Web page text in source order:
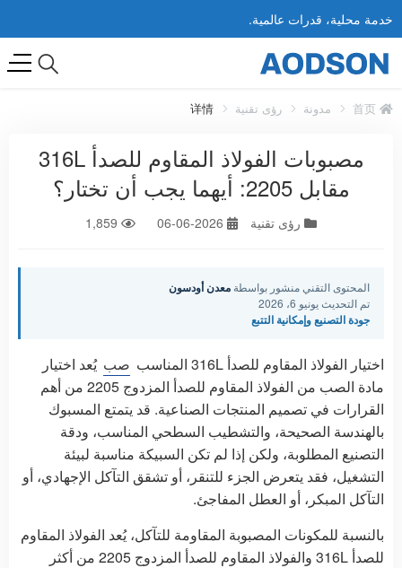
خدمة محلية، قدرات عالمية.
مدونة رؤى تقنية 详情
مصبوبات الفولاذ المقاوم للصدأ 316L
مقابل 2205: أيهما يجب أن تختار؟
رؤى تقنية 2026-06-06
المحتوى التقني منشور بواسطة معدن أودسون
تم التحديث يونيو 6، 2026
جودة التصنيع وإمكانية التتبع
اختيار الفولاذ المقاوم للصدأ 316L المناسب صب يُعد اختيار
مادة الصب من الفولاذ المقاوم للصدأ المزدوج 2205 من أهم
القرارات في تصميم المنتجات الصناعية. قد يتمتع المسبوك
بالهندسة الصحيحة، والتشطيب السطحي المناسب، ودقة
التصنيع المطلوبة، ولكن إذا لم تكن السبيكة مناسبة لبيئة
التشغيل، فقد يتعرض الجزء للتنقر، أو تشقق التآكل الإجهادي، أو
التآكل المبكر، أو العطل المفاجئ.
بالنسبة للمكونات المصبوبة المقاومة للتآكل، يُعد الفولاذ المقاوم
للصدأ 316L والفولاذ المقاوم للصدأ المزدوج 2205 من أكثر